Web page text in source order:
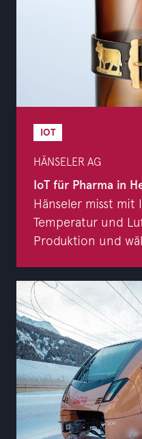
IOT
HÄNSELER AG
IoT für Pharma in
Hänseler misst mit
Temperatur und
Produktion und